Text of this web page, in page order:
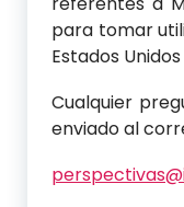
para tomar
Estados
Cualquier
enviado al